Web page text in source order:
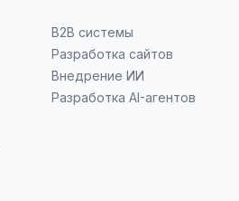
B2B системы
Разработка сайтов
Внедрение ИИ
Разработка AI-агентов